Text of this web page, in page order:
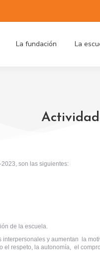
La fundación La
son las siguientes:
de la escuela.
interpersonales y aumentan la
el respeto, la autonomía, el